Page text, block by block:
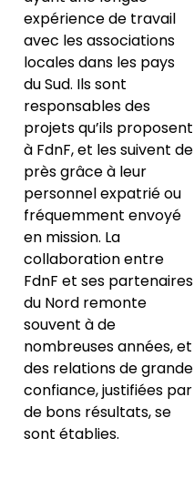
expérience de travail
avec les associations
locales dans les pays
du Sud. Ils sont
responsables des
projets qu’ils proposent
à FdnF, et les suivent de
près grâce à leur
personnel expatrié ou
fréquemment envoyé
en mission. La
collaboration entre
FdnF et ses partenaires
du Nord remonte
souvent à de
nombreuses années, et
des relations de grande
confiance, justifiées par
de bons résultats, se
sont établies.